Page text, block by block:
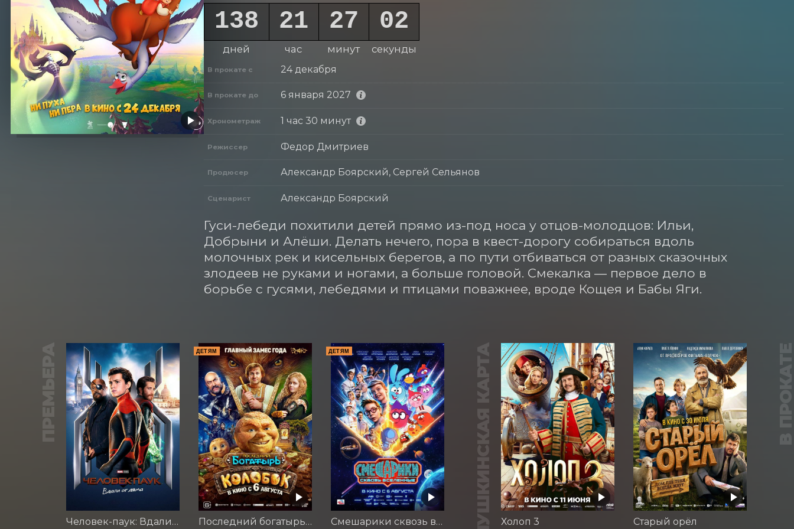
138
дней
21
час
27
минут
01
секунда
В прокате с 24 декабря
В прокате до 6 января 2027
Хронометраж 1 час 30 минут
Режиссер Федор Дмитриев
Продюсер Александр Боярский, Сергей Сельянов
Сценарист Александр Боярский
Гуси-лебеди похитили детей прямо из-под носа у отцов-молодцов: Ильи,
Добрыни и Алёши. Делать нечего, пора в квест-дорогу собираться вдоль
молочных рек и кисельных берегов, а по пути отбиваться от разных сказочных
злодеев не руками и ногами, а больше головой. Смекалка — первое дело в
борьбе с гусями, лебедями и птицами поважнее, вроде Кощея и Бабы Яги.
ПРЕМЬЕРА
Человек-паук: Вдали от дома (2019)
ДЕТЯМ
Последний богатырь. Колобок
ДЕТЯМ
Смешарики сквозь вселенные ПУШКИНСКАЯ КАРТА Холоп 3 Старый орёл
В